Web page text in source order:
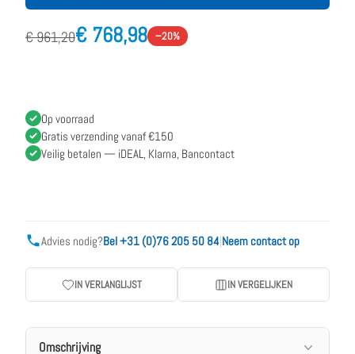
€ 961,20€ 768,98 −20%
Op voorraad
Gratis verzending vanaf €150
Veilig betalen — iDEAL, Klarna, Bancontact
Advies nodig?Bel +31 (0)76 205 50 84|Neem contact op
IN VERLANGLIJST IN VERGELIJKEN
Omschrijving